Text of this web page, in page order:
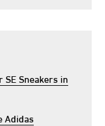
SE Sneakers in
Adidas